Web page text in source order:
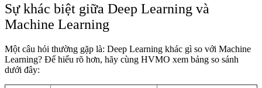
Sự khác biệt giữa Deep Learning và
Machine Learning
Một câu hỏi thường gặp là: Deep Learning khác gì so với Machine
Learning? Để hiểu rõ hơn, hãy cùng HVMO xem bảng so sánh
dưới đây: